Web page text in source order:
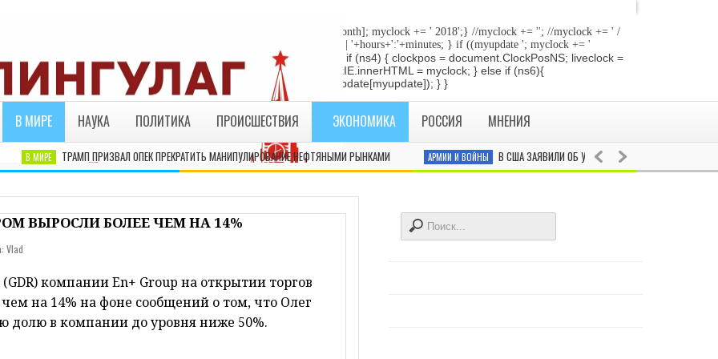
return; } //Date-Time if (StyleDate) { myclock = ''; myclock += '
myclock += DaysOfWeek[day]+', '+mday+mn+' '+MonthsOfYear[month]; myclock += ' 2018';} //myclock += ''; //myclock += ' /
{ myclock += ''+hours+':'+minutes; } if (DisplayDate) { myclock += ' | '+hours+':'+minutes; } if ((myupdate '; myclock += '
return; } //end edit by RBO Team // Write the clock to the layer: if (ns4) { clockpos = document.ClockPosNS; liveclock =
liveclock.document.close(); } else if (ie4) { LiveClockIE.innerHTML = myclock; } else if (ns6){
myclock; } if (myupdate != 0) { setTimeout("show_clock()",ClockUpdate[myupdate]); } }
В МИРЕ НАУКА ПОЛИТИКА ПРОИСШЕСТВИЯ ЭКОНОМИКА РОССИЯ МНЕНИЯ
В МИРЕ ТРАМП ПРИЗВАЛ ОПЕК ПРЕКРАТИТЬ МАНИПУЛИРОВАНИЕ НЕФТЯНЫМИ РЫНКАМИ АРМИИ И ВОЙНЫ В США ЗАЯВИЛИ ОБ УСПЕШНЫХ ИСПЫТАНИЯХ
ВЫРОСЛИ БОЛЕЕ ЧЕМ НА 14%
Vlad
компании En+ Group на открытии торгов
на 14% на фоне сообщений о том, что Олег
долю в компании до уровня ниже 50%.